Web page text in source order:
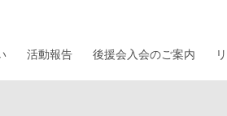
活動報告 後援会入会のご案内